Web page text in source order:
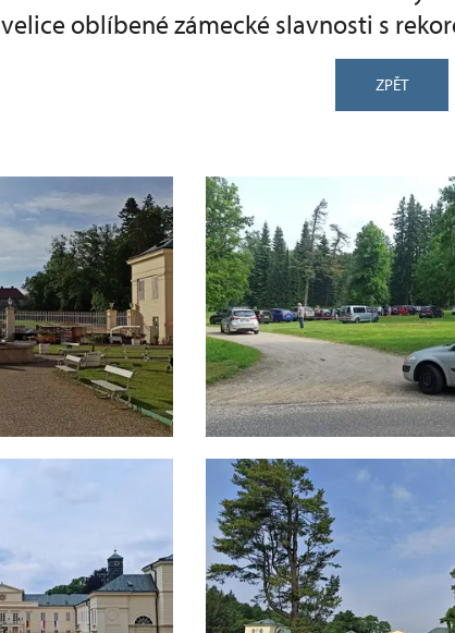
velice oblíbené zámecké slavnosti s
ZPĚT